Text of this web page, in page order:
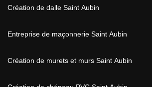
Création de dalle Saint Aubin
Entreprise de maçonnerie Saint Aubin
Création de murets et murs Saint Aubin